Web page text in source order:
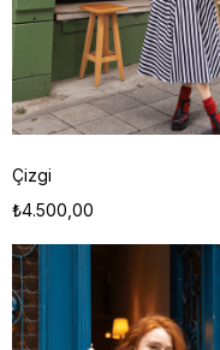
Çizgi
₺4.500,00